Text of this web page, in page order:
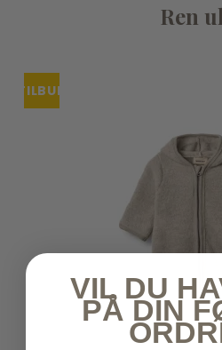
Ren
TILBUD
VIL DU
PÅ DIN